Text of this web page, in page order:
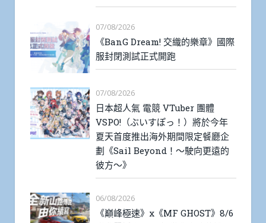
07/08/2026
《BanG Dream! 交織的樂章》國際
服封閉測試正式開跑
07/08/2026
日本超人氣 電競 VTuber 團體
VSPO!（ぶいすぽっ！）將於今年
夏天首度推出海外期間限定餐廳企
劃《Sail Beyond！～駛向更遠的
彼方～》
06/08/2026
《巔峰極速》x《MF GHOST》8/6